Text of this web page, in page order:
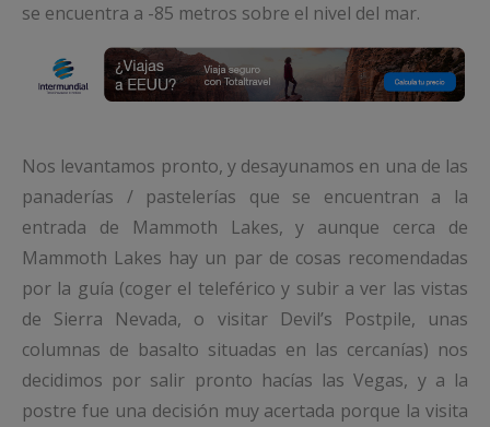
se encuentra a -85 metros sobre el nivel del mar.
Nos levantamos pronto, y desayunamos en una de las
panaderías / pastelerías que se encuentran a la
entrada de Mammoth Lakes, y aunque cerca de
Mammoth Lakes hay un par de cosas recomendadas
por la guía (coger el teleférico y subir a ver las vistas
de Sierra Nevada, o visitar Devil’s Postpile, unas
columnas de basalto situadas en las cercanías) nos
decidimos por salir pronto hacías las Vegas, y a la
postre fue una decisión muy acertada porque la visita